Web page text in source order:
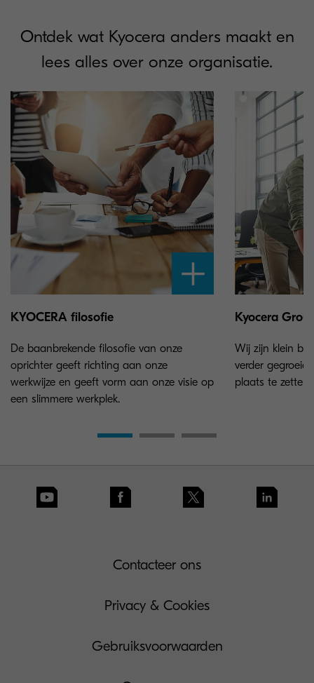
Ontdek wat Kyocera anders maakt en
lees alles over onze organisatie.
KYOCERA filosofie
De baanbrekende filosofie van onze
oprichter geeft richting aan onze
werkwijze en geeft vorm aan onze visie op
een slimmere werkplek.
Kyocera
Wij zijn klein
verder
plaats te zetten.
Contacteer ons
Privacy & Cookies
Gebruiksvoorwaarden